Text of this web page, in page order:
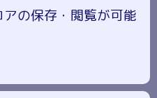
の保存・閲覧が可能